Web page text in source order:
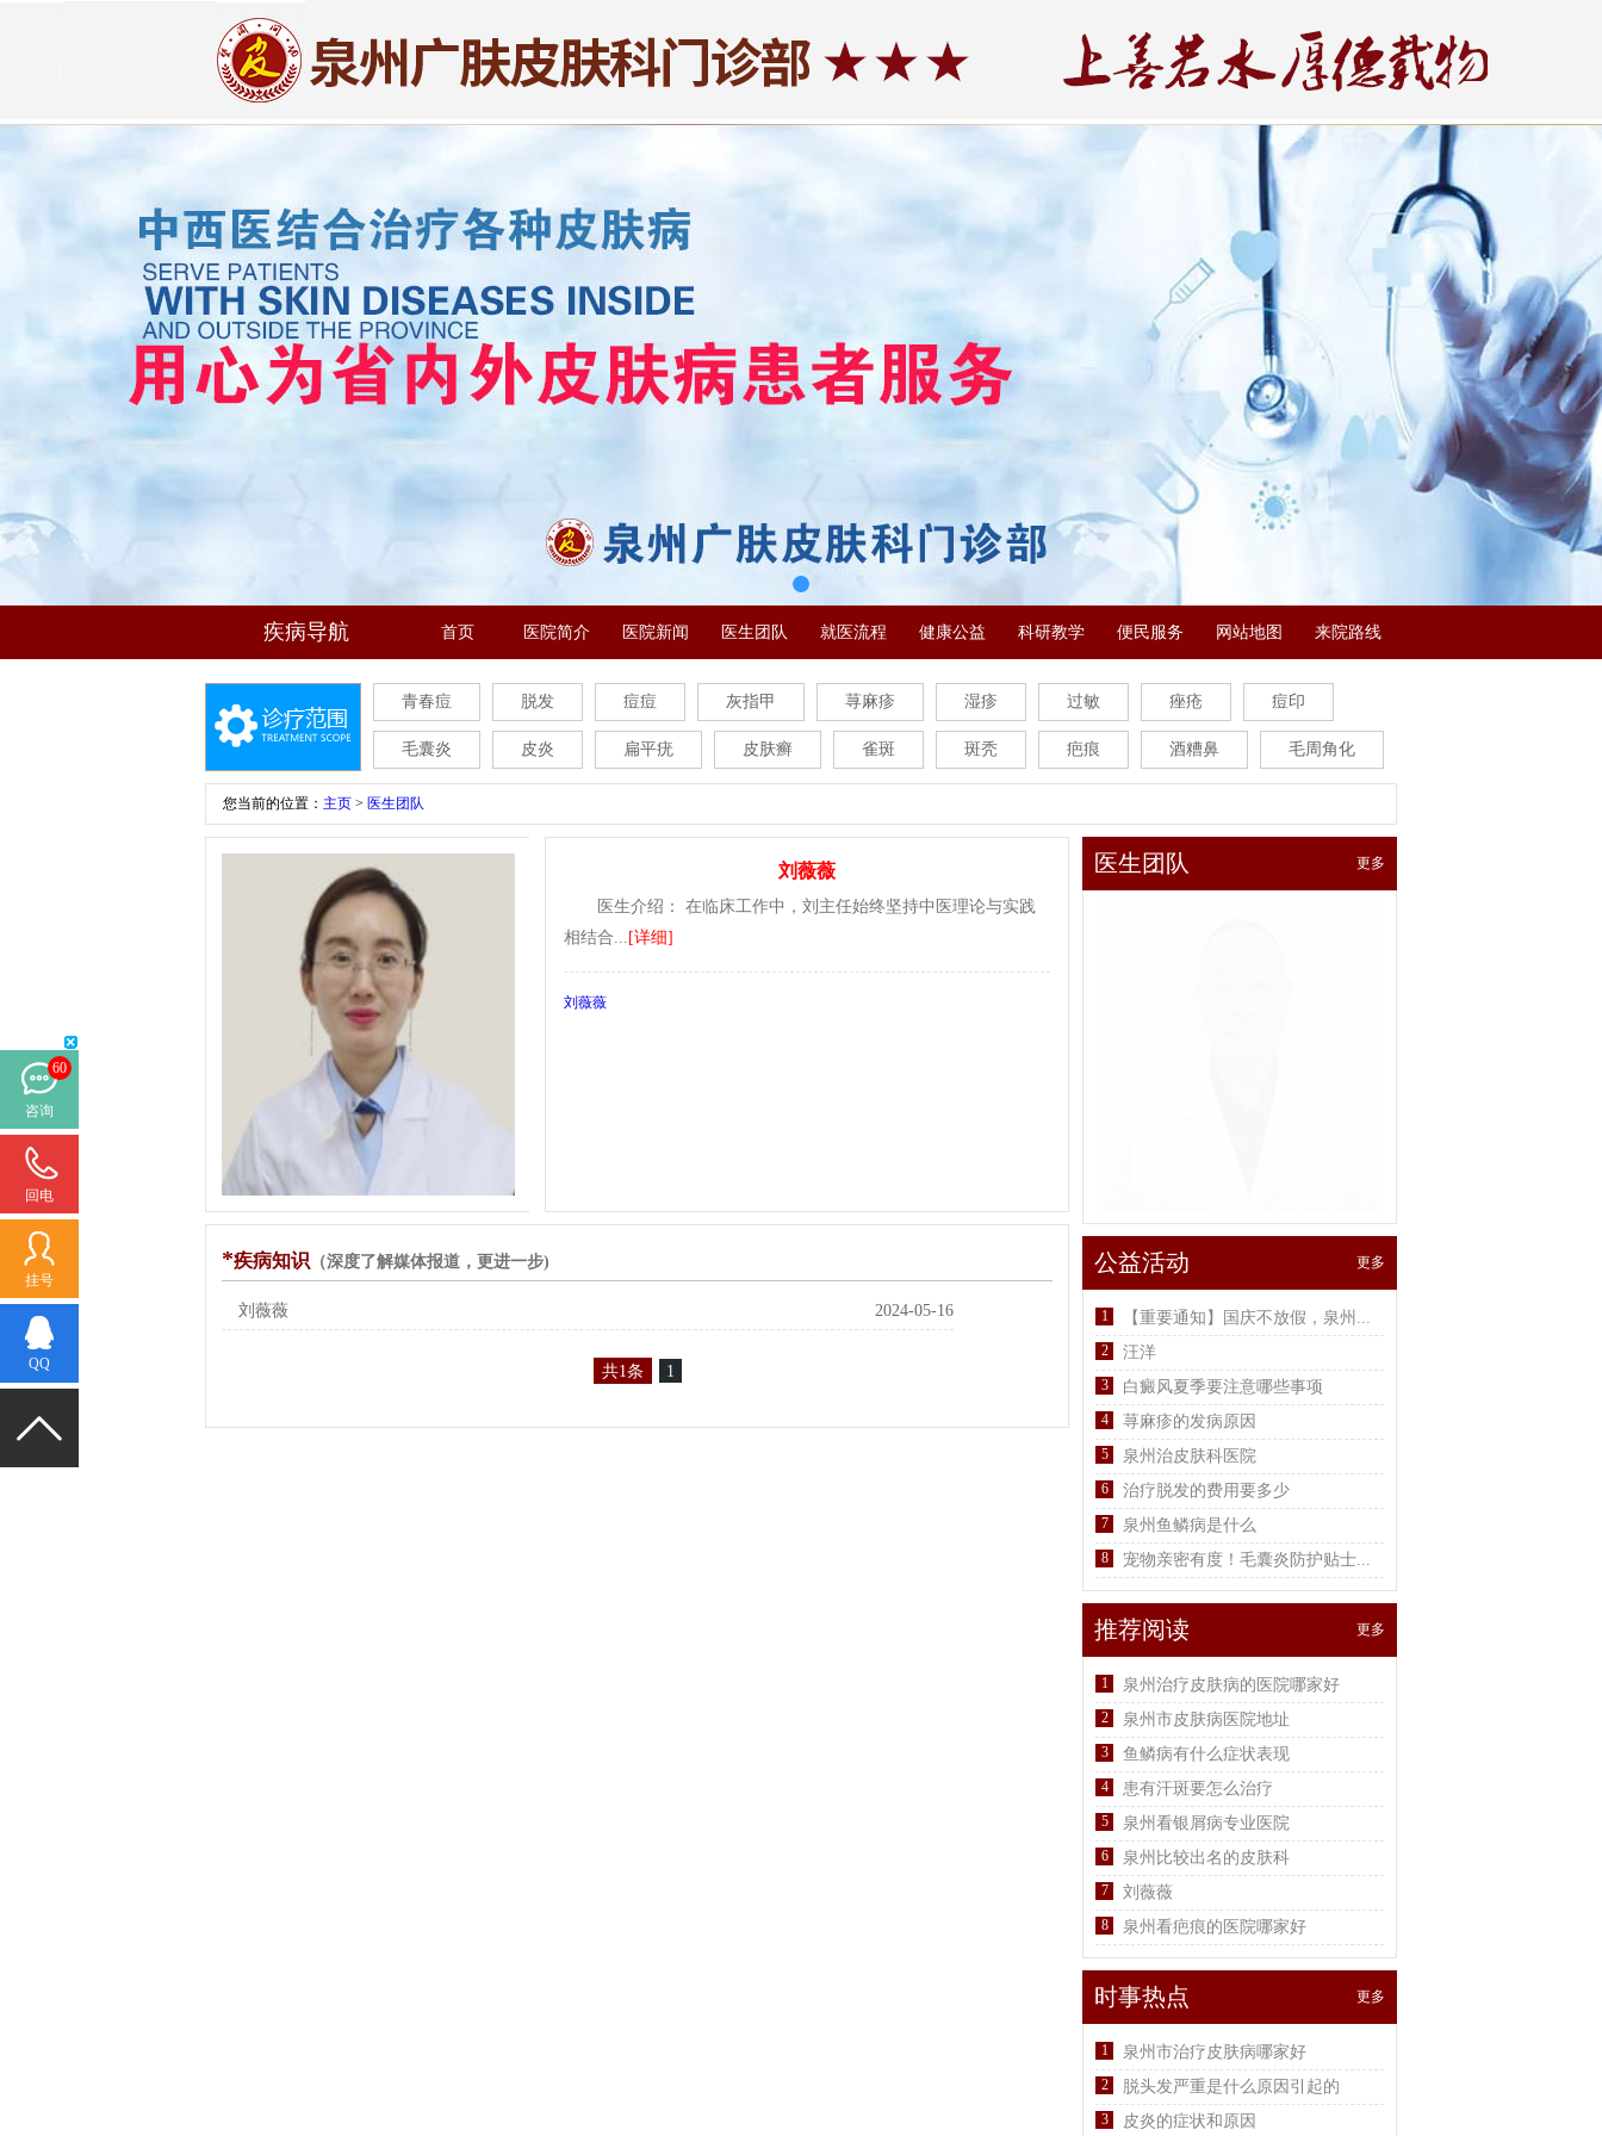
疾病导航 首页 医院简介 医院新闻 医生团队 就医流程 健康公益 科研教学 便民服务 网站地图 来院路线
青春痘 脱发 痘痘 灰指甲 荨麻疹 湿疹 过敏 痤疮 痘印
毛囊炎 皮炎 扁平疣 皮肤癣 雀斑 斑秃 疤痕 酒糟鼻 毛周角化
您当前的位置： 主页 > 医生团队
刘薇薇
医生介绍： 在临床工作中，刘主任始终坚持中医理论与实践
相结合... [详细]
刘薇薇
*疾病知识 （深度了解媒体报道，更进一步)
刘薇薇 2024-05-16
共1条 1
医生团队 更多
公益活动 更多
1 【重要通知】国庆不放假，泉州...
2 汪洋
3 白癜风夏季要注意哪些事项
4 荨麻疹的发病原因
5 泉州治皮肤科医院
6 治疗脱发的费用要多少
7 泉州鱼鳞病是什么
8 宠物亲密有度！毛囊炎防护贴士...
推荐阅读 更多
1 泉州治疗皮肤病的医院哪家好
2 泉州市皮肤病医院地址
3 鱼鳞病有什么症状表现
4 患有汗斑要怎么治疗
5 泉州看银屑病专业医院
6 泉州比较出名的皮肤科
7 刘薇薇
8 泉州看疤痕的医院哪家好
时事热点 更多
1 泉州市治疗皮肤病哪家好
2 脱头发严重是什么原因引起的
3 皮炎的症状和原因
60
咨询
回电
挂号
QQ